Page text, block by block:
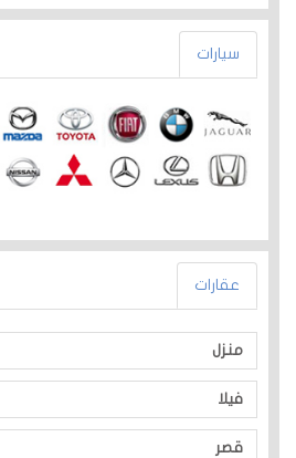
سيارات
عقارات
منزل
فيلا
قصر